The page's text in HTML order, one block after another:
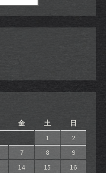
金 土 日
1
2
7 8
9
14 15
16